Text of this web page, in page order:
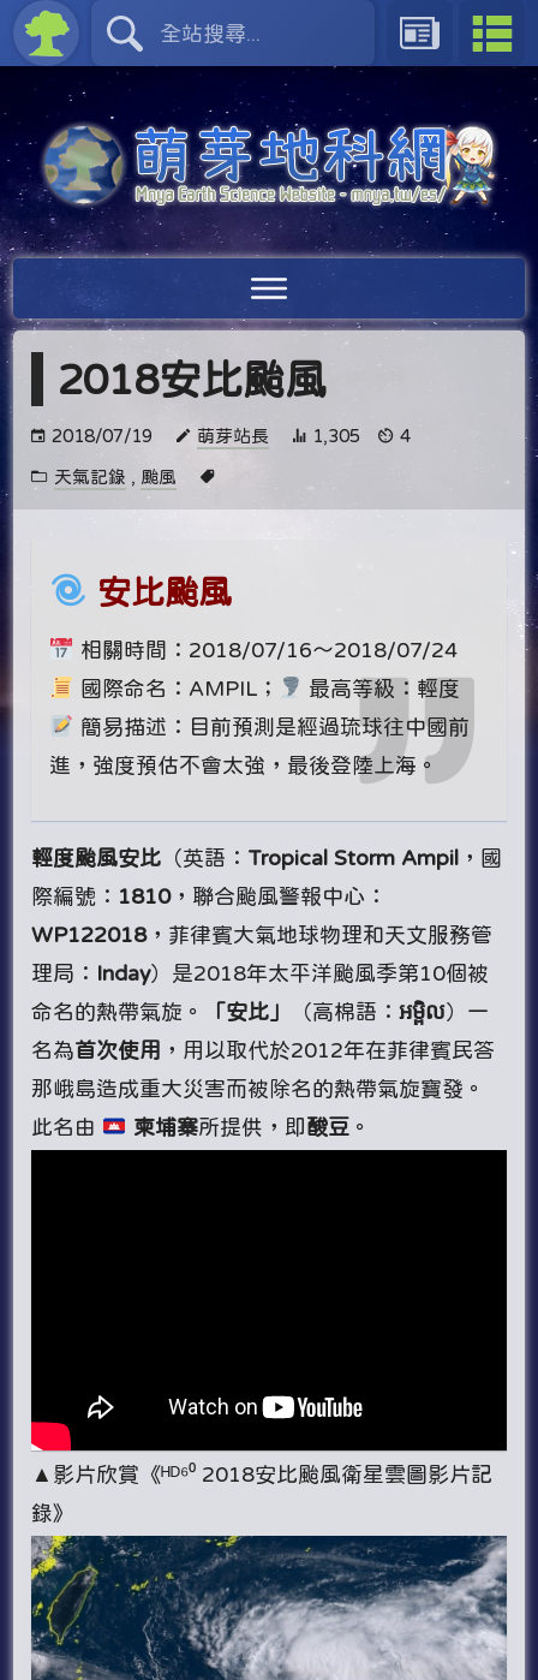
2018安比颱風
2018/07/19 萌芽站長 1,305 4
天氣記錄 , 颱風
安比颱風
相關時間：2018/07/16～2018/07/24
國際命名：AMPIL；
最高等級：輕度
簡易描述：目前預測是經過琉球往中國前
進，強度預估不會太強，最後登陸上海。
輕度颱風安比 （英語： Tropical Storm Ampil
，國
際編號： 1810，聯合颱風警報中心：
WP122018，菲律賓大氣地球物理和天文服務管
理局： Inday）是2018年太平洋颱風季第10個被
命名的熱帶氣旋。
「安比」 （高棉語：អម្ពិល）一
名為首次使用 ，用以取代於2012年在菲律賓民答
那峨島造成重大災害而被除名的熱帶氣旋寶發。
此名由
柬埔寨所提供，即 酸豆 。
▲影片欣賞《ᴴᴰ⁶⁰ 2018安比颱風衛星雲圖影片記
錄》